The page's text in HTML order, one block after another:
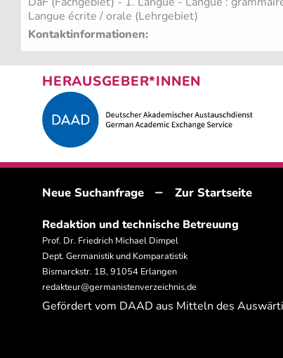
Langue écrite / orale (Lehrgebiet)
Kontaktinformationen:
HERAUSGEBER*INNEN
Neue Suchanfrage – Zur Startseite
Redaktion und technische Betreuung
Prof. Dr. Friedrich Michael Dimpel
Dept. Germanistik und Komparatistik
Bismarckstr. 1B, 91054 Erlangen
redakteur@germanistenverzeichnis.de
Gefördert vom DAAD aus Mitteln des